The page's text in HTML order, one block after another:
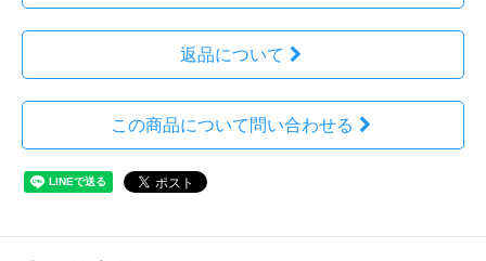
返品について
この商品について問い合わせる